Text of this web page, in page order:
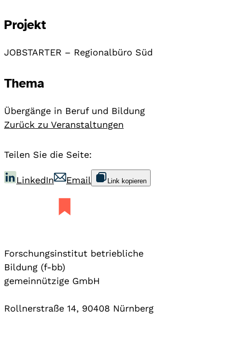
Projekt
JOBSTARTER – Regionalbüro Süd
Thema
Übergänge in Beruf und Bildung
Zurück zu Veranstaltungen
Teilen Sie die Seite:
LinkedIn Email Link kopieren
Forschungsinstitut betriebliche
Bildung (f-bb)
gemeinnützige GmbH
Rollnerstraße 14, 90408 Nürnberg